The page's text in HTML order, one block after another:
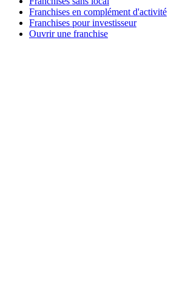
Franchises en complément d'activité
Franchises pour investisseur
Ouvrir une franchise